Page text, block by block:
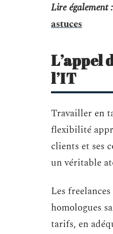
Lire également :
astuces
L’appel
l’IT
Travailler en
flexibilité
clients et ses
un véritable
Les
homologues
tarifs, en